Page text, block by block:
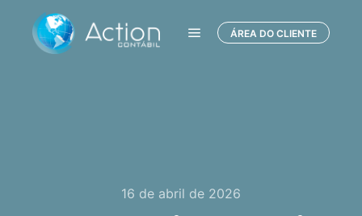
ÁREA DO CLIENTE
16 de abril de 2026